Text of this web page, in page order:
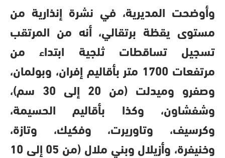
وأوضحت المديرية، في نشرة إنذارية من
مستوى يقظة برتقالي، أنه من المرتقب
تسجيل تساقطات ثلجية ابتداء من
مرتفعات 1700 متر بأقاليم إفران، وبولمان،
وصفرو وميدلت (من 20 إلى 30 سم)،
وشفشاون، وكذا بأقاليم الحسيمة،
وكرسيف، وتاوريرت، وفكيك، وتازة،
وخنيفرة، وأزيلال وبني ملال (من 05 إلى 10